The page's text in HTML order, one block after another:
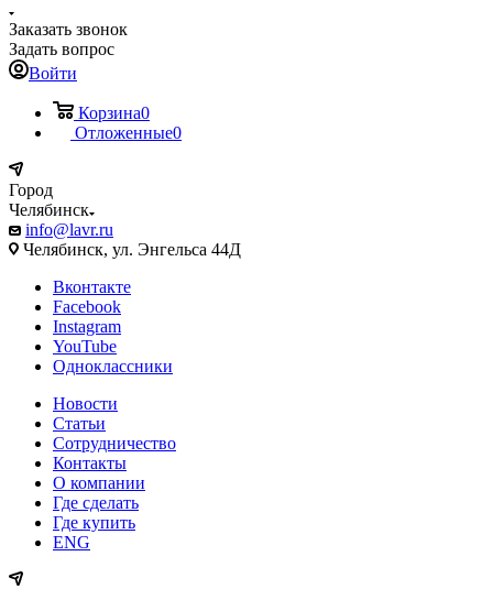
Заказать звонок
Задать вопрос
Войти
Корзина0
Отложенные0
Город
Челябинск
info@lavr.ru
Челябинск, ул. Энгельса 44Д
Вконтакте
Facebook
Instagram
YouTube
Одноклассники
Новости
Статьи
Сотрудничество
Контакты
О компании
Где сделать
Где купить
ENG